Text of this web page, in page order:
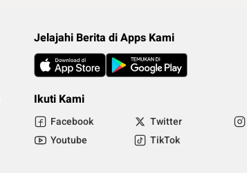
Jelajahi Berita di Apps Kami
Ikuti Kami
Facebook Twitter
Youtube
TikTok